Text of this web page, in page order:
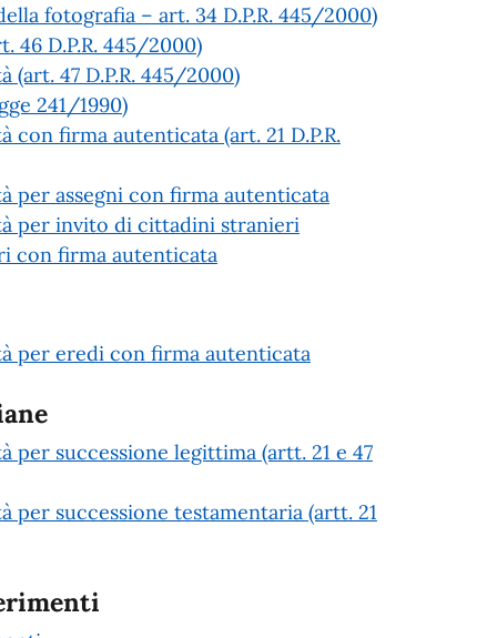
fotografia – art. 34 D.P.R. 445/2000)
46 D.P.R. 445/2000)
47 D.P.R. 445/2000)
241/1990)
firma autenticata (art. 21 D.P.R.
per assegni con firma autenticata
per invito di cittadini stranieri
con firma autenticata
per eredi con firma autenticata
successione legittima (artt. 21 e 47
successione testamentaria (artt. 21